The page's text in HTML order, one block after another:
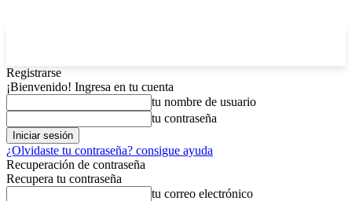
Registrarse
¡Bienvenido! Ingresa en tu cuenta
tu nombre de usuario
tu contraseña
¿Olvidaste tu contraseña? consigue ayuda
Recuperación de contraseña
Recupera tu contraseña
tu correo electrónico